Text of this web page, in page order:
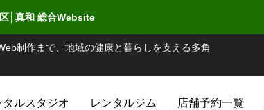
│真和 総合Website
制作まで、地域の健康と暮らしを支える多角
タルスタジオ レンタルジム 店舗予約一覧